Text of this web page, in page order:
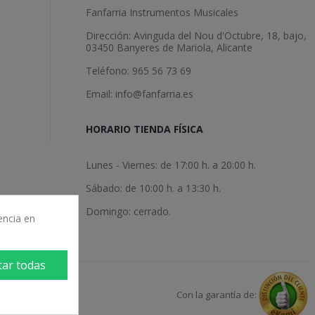
Fanfarria Instrumentos Musicales
Dirección: Avinguda del Nou d'Octubre, 18, bajo,
03450 Banyeres de Mariola, Alicante
Teléfono: 965 56 73 69
Email: info@fanfarria.es
HORARIO TIENDA FÍSICA
Lunes - Viernes: de 17:00 h. a 20:00 h.
Sábado: de 10:00 h. a 13:30 h.
Domingo: cerrado.
Con la garantía de:
en
todas